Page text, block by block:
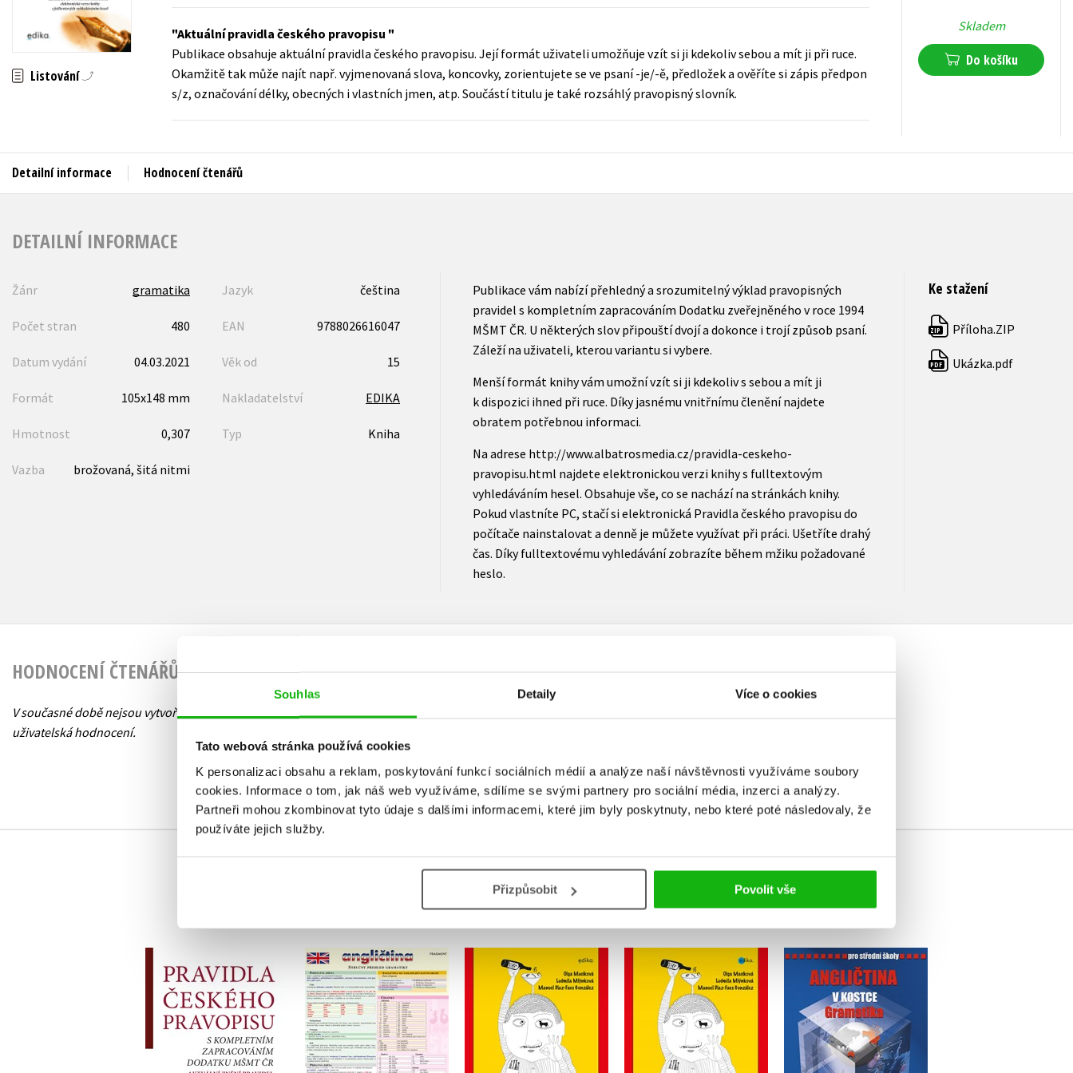
Souhlas Detaily Více o cookies
Tato webová stránka používá cookies
K personalizaci obsahu a reklam, poskytování funkcí sociálních médií a analýze naší návštěvnosti využíváme soubory
cookies. Informace o tom, jak náš web využíváme, sdílíme se svými partnery pro sociální média, inzerci a analýzy.
Partneři mohou zkombinovat tyto údaje s dalšími informacemi, které jim byly poskytnuty, nebo které poté následovaly, že
používáte jejich služby.
Přizpůsobit Povolit vše
Auto - moto
Beletrie pro děti
Jazyky
Kalendáře
Kariéra a osobní rozvoj
Komiks
Populárně - naučná pro dospělé
Předškoláci
Příroda a zahrada
Zahraniční literatura
Zdraví a životní styl
Listování
Aktuální pravidla českého pravopisu
Publikace obsahuje aktuální pravidla českého pravopisu. Její formát uživateli umožňuje vzít si ji kdekoliv sebou a mít ji při ruce.
Okamžitě tak může najít např. vyjmenovaná slova, koncovky, zorientujete se ve psaní -je/-ě, předložek a ověříte si zápis předpon
s/z, označování délky, obecných i vlastních jmen, atp. Součástí titulu je také rozsáhlý pravopisný slovník.
Skladem
Do košíku
Detailní informace Hodnocení čtenářů
DETAILNÍ INFORMACE
Žánr gramatika Jazyk čeština
Počet stran 480 EAN 9788026616047
Datum vydání 04.03.2021 Věk od 15
Formát 105x148 mm Nakladatelství EDIKA
Hmotnost 0,307 Typ Kniha
Vazba brožovaná, šitá nitmi
Publikace vám nabízí přehledný a srozumitelný výklad pravopisných
pravidel s kompletním zapracováním Dodatku zveřejněného v roce 1994
MŠMT ČR. U některých slov připouští dvojí a dokonce i trojí způsob psaní.
Záleží na uživateli, kterou variantu si vybere.
Menší formát knihy vám umožní vzít si ji kdekoliv s sebou a mít ji
k dispozici ihned při ruce. Díky jasnému vnitřnímu členění najdete
obratem potřebnou informaci.
Na adrese http://www.albatrosmedia.cz/pravidla-ceskeho-
pravopisu.html najdete elektronickou verzi knihy s fulltextovým
vyhledáváním hesel. Obsahuje vše, co se nachází na stránkách knihy.
Pokud vlastníte PC, stačí si elektronická Pravidla českého pravopisu do
počítače nainstalovat a denně je můžete využívat při práci. Ušetříte drahý
čas. Díky fulltextovému vyhledávání zobrazíte během mžiku požadované
heslo.
Ke stažení
ZIP Příloha.ZIP
PDF Ukázka.pdf
HODNOCENÍ ČTENÁŘŮ
V současné době nejsou vytvořena žádná
uživatelská hodnocení.
Vaše hodnocení
Uživatelskou recenzi mohou vkládat pouze registrovaní uživatelé
Přihlásit
MOHLO BY VÁS TAKÉ ZAJÍMAT
Pravidla českého
pravopisu
TZ-one
Angličtina /Stručný
přehled gramatiky
Kolektiv
Cvičebnice španělské
gramatiky
Ludmila Mlýnková
Olga Macíková
,
Manuel Díaz-Faes González
Cvičebnice španělské
gramatiky
Ludmila Mlýnková
Olga Macíková
,
Manuel Díaz-Faes González
Angličtina v kostce pro
SŠ - Gramatika
Iva Dostálová